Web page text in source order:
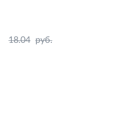
18.04 руб.